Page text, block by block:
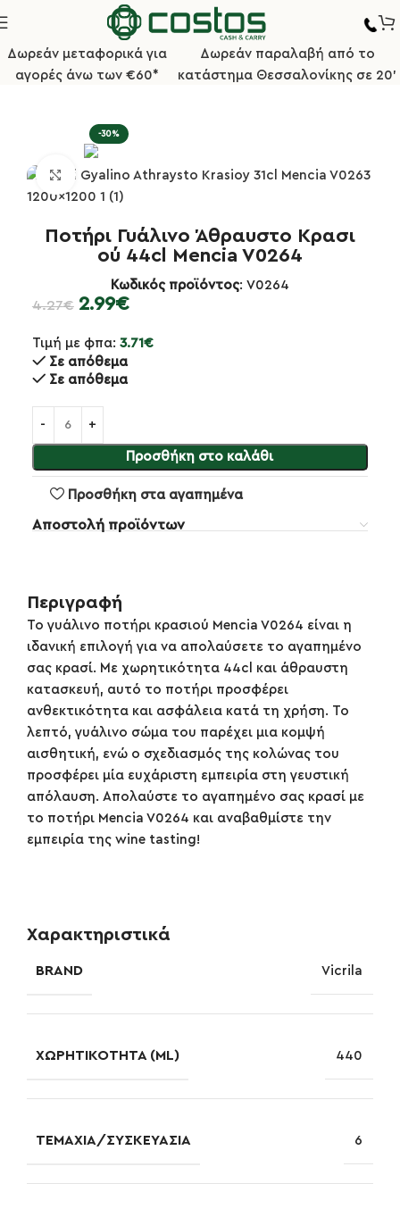
Δωρεάν μεταφορικά για
αγορές άνω των €60*
Δωρεάν παραλαβή από το
κατάστημα Θεσσαλονίκης σε 20'
Αρχική σελίδα Επαγγελματικά Ποτήρια Ποτήρια Κρασιού
-30%
Κλικ για μεγέθυνση
Ποτήρι Γυάλινο Άθραυστο Κρασι
ού 44cl Mencia V0264
Κωδικός προϊόντος: V0264
4.27€ 2.99€
Τιμή με φπα: 3.71 €
Σε απόθεμα
Σε απόθεμα
Προσθήκη στο καλάθι
Προσθήκη στα αγαπημένα
Αποστολή προϊόντων
Περιγραφή
Το γυάλινο ποτήρι κρασιού Mencia V0264 είναι η
ιδανική επιλογή για να απολαύσετε το αγαπημένο
σας κρασί. Με χωρητικότητα 44cl και άθραυστη
κατασκευή, αυτό το ποτήρι προσφέρει
ανθεκτικότητα και ασφάλεια κατά τη χρήση. Το
λεπτό, γυάλινο σώμα του παρέχει μια κομψή
αισθητική, ενώ ο σχεδιασμός της κολώνας του
προσφέρει μία ευχάριστη εμπειρία στη γευστική
απόλαυση. Απολαύστε το αγαπημένο σας κρασί με
το ποτήρι Mencia V0264 και αναβαθμίστε την
εμπειρία της wine tasting!
Χαρακτηριστικά
BRAND Vicrila
ΧΩΡΗΤΙΚΌΤΗΤΑ (ML) 440
ΤΕΜΆΧΙΑ/ΣΥΣΚΕΥΑΣΊΑ 6